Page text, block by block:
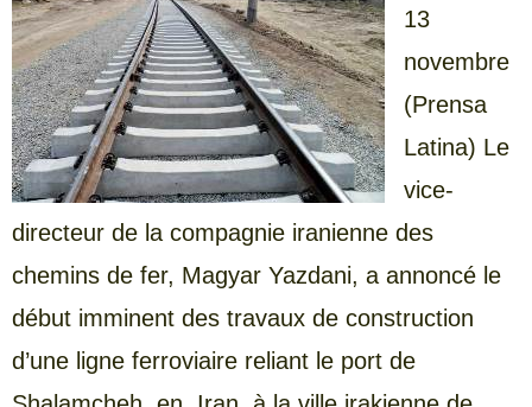
13
novembre
(Prensa
Latina) Le
vice-
directeur de la compagnie iranienne des
chemins de fer, Magyar Yazdani, a annoncé le
début imminent des travaux de construction
d’une ligne ferroviaire reliant le port de